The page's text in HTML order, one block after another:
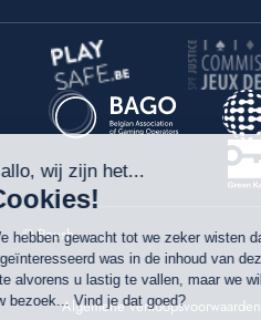
©Poush
Algemene verkoopsvoorwaarden